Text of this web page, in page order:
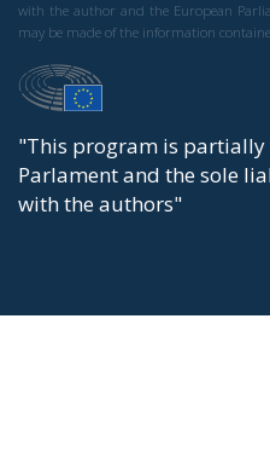
with the author and the European
may be made of the information
"This program is
Parlament and the sole
with the authors"